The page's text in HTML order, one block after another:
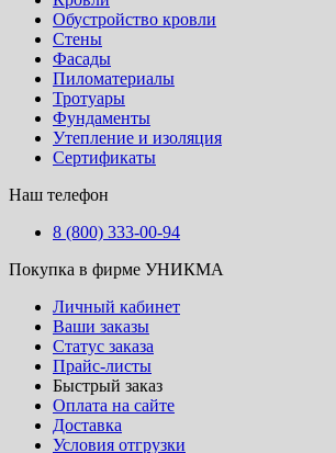
Обустройство кровли
Стены
Фасады
Пиломатериалы
Тротуары
Фундаменты
Утепление и изоляция
Сертификаты
Наш телефон
8 (800) 333-00-94
Покупка в фирме УНИКМА
Личный кабинет
Ваши заказы
Статус заказа
Прайс-листы
Быстрый заказ
Оплата на сайте
Доставка
Условия отгрузки